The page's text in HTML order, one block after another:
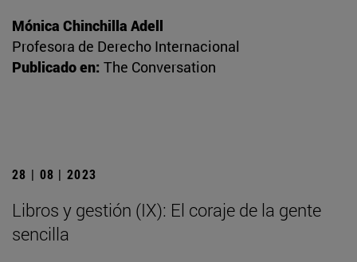
Mónica Chinchilla Adell
Profesora de Derecho Internacional
Publicado en: The Conversation
28 | 08 | 2023
Libros y gestión (IX): El coraje de la gente
sencilla